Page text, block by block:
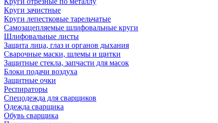
Круги зачистные
Круги лепестковые тарельчатые
Самозацепляемые шлифовальные круги
Шлифовальные листы
Защита лица, глаз и органов дыхания
Сварочные маски, шлемы и щитки
Защитные стекла, запчасти для масок
Блоки подачи воздуха
Защитные очки
Респираторы
Спецодежда для сварщиков
Одежда сварщика
Обувь сварщика